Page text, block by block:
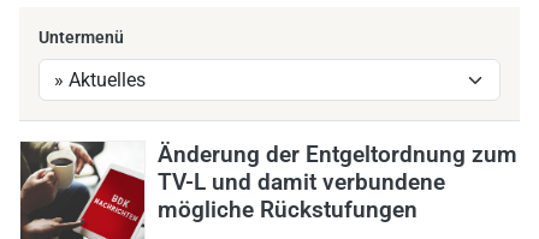
Untermenü
Änderung der Entgeltordnung zum
TV-L und damit verbundene
mögliche Rückstufungen